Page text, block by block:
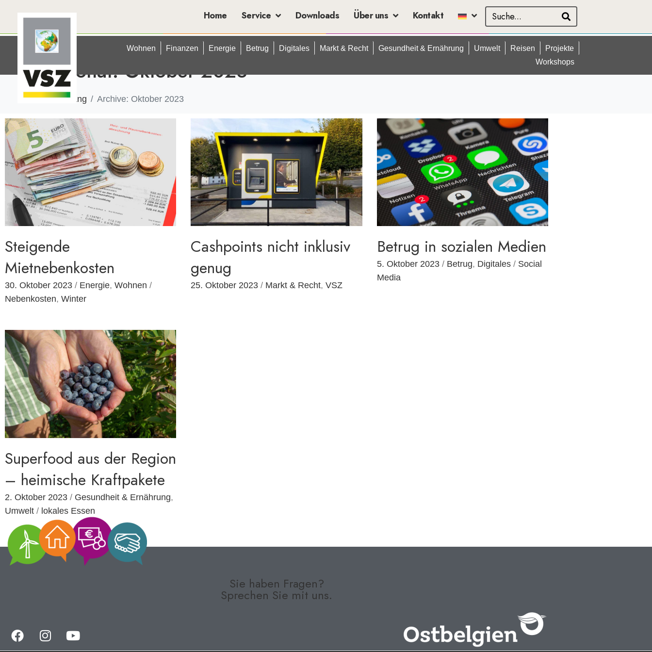
Home Service Downloads Über uns Kontakt
Wohnen Finanzen Energie Betrug Digitales Markt & Recht Gesundheit & Ernährung Umwelt Reisen
Projekte
Workshops
Monat:Oktober 2023
Anfang Archive: Oktober 2023
Steigende
Mietnebenkosten
30. Oktober 2023 / Energie, Wohnen /
Nebenkosten, Winter
Cashpoints nicht inklusiv
genug
25. Oktober 2023 / Markt & Recht,VSZ
Betrug in sozialen Medien
5. Oktober 2023 / Betrug, Digitales / Social
Media
Superfood aus der Region
– heimische Kraftpakete
2. Oktober 2023 / Gesundheit & Ernährung,
Umwelt / lokales Essen
Sie haben Fragen?
Sprechen Sie mit uns.